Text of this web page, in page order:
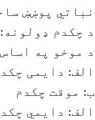
نباتي پوښښ
د چکدم ډولونه:
د موخو په
الف: دایمی
ب: موقت چکدم
الف: دایمي